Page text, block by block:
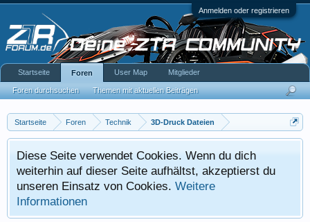
Anmelden oder registrieren
Startseite Foren Technik 3D-Druck Dateien
Diese Seite verwendet Cookies. Wenn du dich
weiterhin auf dieser Seite aufhältst, akzeptierst du
unseren Einsatz von Cookies. Weitere
Informationen
Startseite Foren
Foren durchsuchen Themen mit aktuellen Beiträgen
User Map Mitglieder